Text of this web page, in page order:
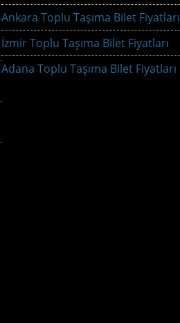
Ankara Toplu Taşıma Bilet Fiyatları
İzmir Toplu Taşıma Bilet Fiyatları
Adana Toplu Taşıma Bilet Fiyatları